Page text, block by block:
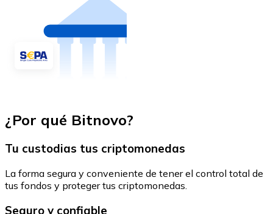
¿Por qué Bitnovo?
Tu custodias tus criptomonedas
La forma segura y conveniente de tener el control total de
tus fondos y proteger tus criptomonedas.
Seguro y confiable